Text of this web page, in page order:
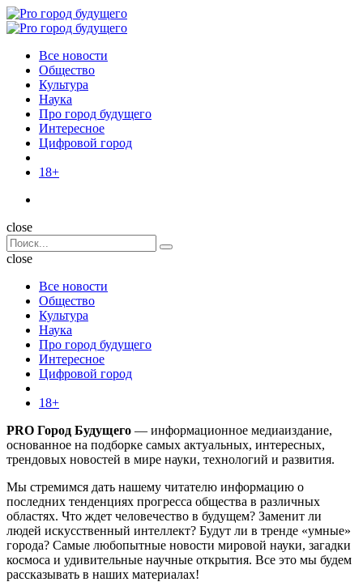
Menu
Поиск
Menu
Pro
Все новости
Общество
Культура
Наука
Про город будущего
Интересное
Цифровой город
18+
Поиск
close
Search
for:
Поиск
close
Все новости
Общество
Культура
Наука
Про город будущего
Интересное
Цифровой город
18+
PRO Город Будущего — информационное медиаиздание,
основанное на подборке самых актуальных, интересных,
трендовых новостей в мире науки, технологий и развития.
Мы стремимся дать нашему читателю информацию о
последних тенденциях прогресса общества в различных
областях. Что ждет человечество в будущем? Заменит ли
людей искусственный интеллект? Будут ли в тренде «умные»
города? Самые любопытные новости мировой науки, загадки
космоса и удивительные научные открытия. Все это мы будем
рассказывать в наших материалах!